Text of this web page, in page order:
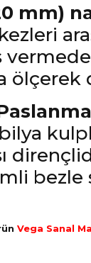
mm)
bezle
Vega Sanal